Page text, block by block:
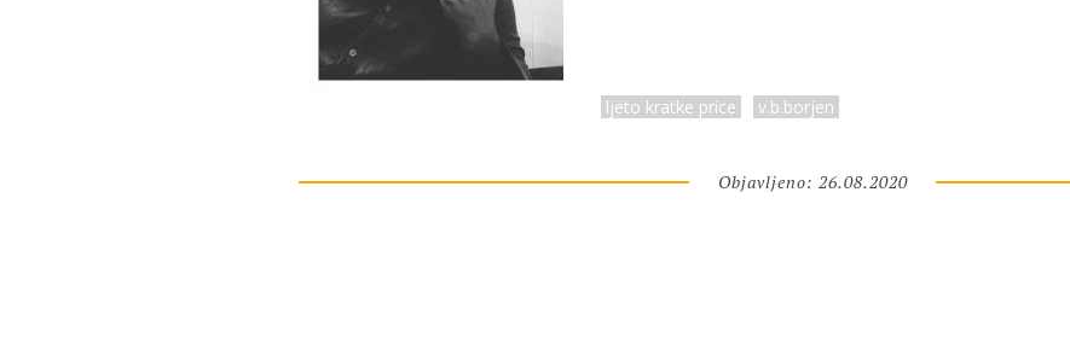
ljeto kratke price v.b.borjen
Objavljeno: 26.08.2020